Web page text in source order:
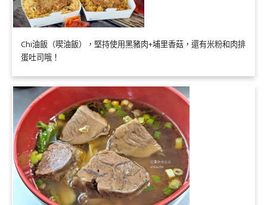
Chi油飯（喫油飯），堅持使用黑豬肉+埔里香菇，還有米粉和肉排
蛋吐司哦！